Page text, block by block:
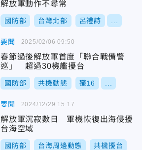
解放軍動作不尋常
國防部 台灣北部 呂禮詩
要聞
春節過後解放軍首度「聯合戰備警
巡」 超過30機艦擾台
國防部 共機動態 殲16
2025/02/06 09:50
要聞
解放軍沉寂數日 軍機恢復出海侵擾
台海空域
國防部 台海周邊動態 共機擾台
2024/12/29 15:17